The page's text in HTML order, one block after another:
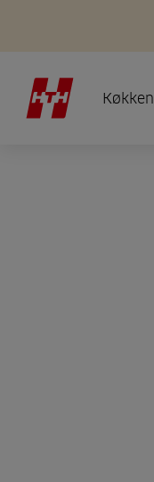
Køkken